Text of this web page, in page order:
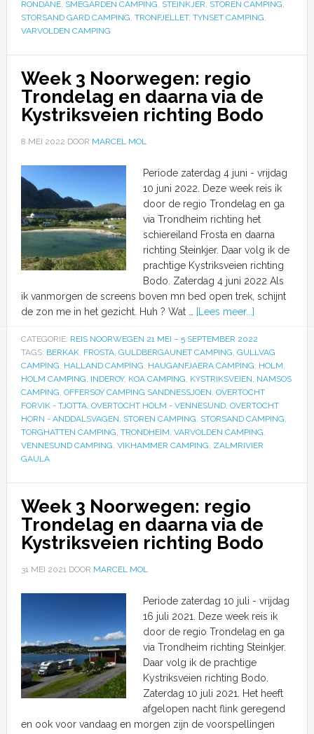
RONDANE, SMEGARDEN CAMPING, STEINKJER, STOREN CAMPING,
STORSAND GARD CAMPING, TRONFJELLET, TYNSET CAMPING,
VARVOLDEN CAMPING
Week 3 Noorwegen: regio
Trondelag en daarna via de
Kystriksveien richting Bodo
8 MEI 2022 DOOR MARCEL MOL
Periode zaterdag 4 juni - vrijdag
10 juni 2022. Deze week reis ik
door de regio Trondelag en ga
via Trondheim richting het
schiereiland Frosta en daarna
richting Steinkjer. Daar volg ik de
prachtige Kystriksveien richting
Bodo. Zaterdag 4 juni 2022 Als
ik vanmorgen de screens boven mn bed open trek, schijnt
de zon me in het gezicht. Huh ? Wat …
[Lees meer...]
CATEGORIE: REIS NOORWEGEN 21 MEI – 5 SEPTEMBER 2022
TAGS: BERKAK, FROSTA, GULDBERGAUNET CAMPING, GULLVAG
CAMPING, HALLAND CAMPING, HAUGANFJAERA CAMPING, HOLM,
HOLM CAMPING, INDEROY, KOA CAMPING, KYSTRIKSVEIEN, NAMSOS
CAMPING, OFFERSOY CAMPING SANDNESSJOEN, OVERTOCHT
FORVIK - TJOTTA, OVERTOCHT HOLM - VENNESUND, OVERTOCHT
HORN - ANDDALSVAGEN, STOREN CAMPING, STORSAND CAMPING,
TORGHATTEN CAMPING, TRONDHEIM, VARVOLDEN CAMPING,
VENNESUND CAMPING, VIKHAMMER CAMPING, ZALMRIVIER
GAULA
Week 3 Noorwegen: regio
Trondelag en daarna via de
Kystriksveien richting Bodo
31 MEI 2021DOOR MARCEL MOL
Periode zaterdag 10 juli - vrijdag
16 juli 2021. Deze week reis ik
door de regio Trondelag en ga
via Trondheim richting Steinkjer.
Daar volg ik de prachtige
Kystriksveien richting Bodo.
Zaterdag 10 juli 2021. Het heeft
afgelopen nacht flink geregend
en ook voor vandaag en morgen zijn de voorspellingen